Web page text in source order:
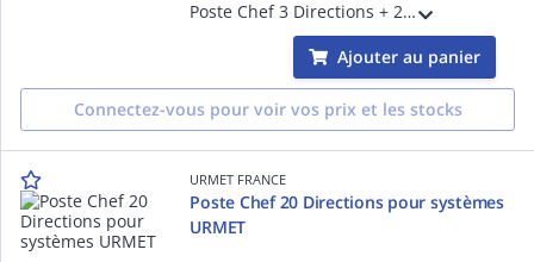
Poste Chef 3 Directions + 2 Commandes pour systèmes URMET. Sa conception permet l'optimisation des performences du système.
Ajouter au panier
Connectez-vous pour voir vos prix et les stocks
URMET FRANCE
Poste Chef 20 Directions pour systèmes
URMET